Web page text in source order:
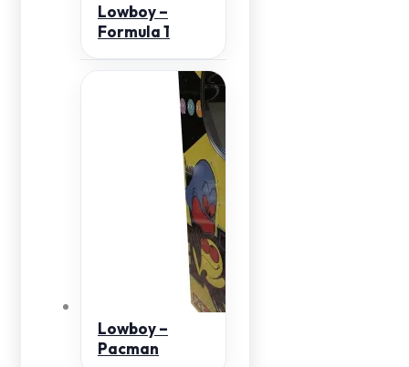
Lowboy –
Formula 1
Lowboy –
Pacman